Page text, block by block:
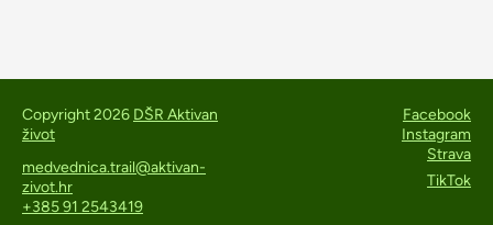
Copyright 2026 DŠR Aktivan
život
medvednica.trail@aktivan-
zivot.hr
+385 91 2543419
Facebook
Instagram
Strava
TikTok